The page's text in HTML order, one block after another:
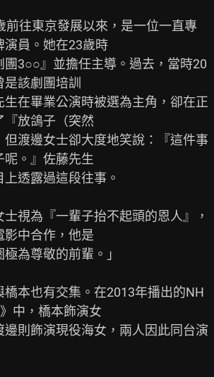
前往東京發展以來，是一位一直專
演員。她在23歲時
團3○○』並擔任主導。過去，當時20
該劇團培訓
在畢業公演時被選為主角，卻在正
『放鴿子（突然
但渡邊女士卻大度地笑說：『這件事
呢。』佐藤先生
透露過這段往事。
視為『一輩子抬不起頭的恩人』，
影中合作，他是
為尊敬的前輩。」
橋本也有交集。在2013年播出的NH
中，橋本飾演女
邊則飾演現役海女，兩人因此同台演